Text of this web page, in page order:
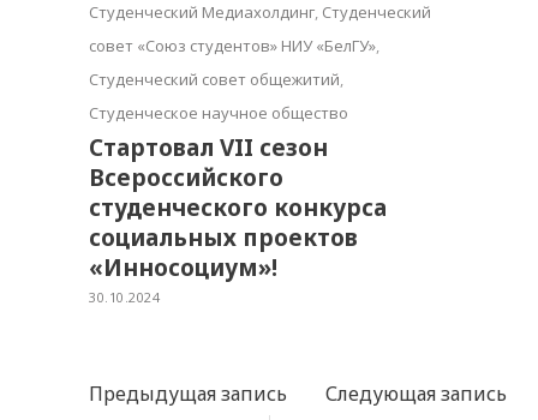
Студенческий Медиахолдинг, Студенческий
совет «Союз студентов» НИУ «БелГУ»,
Студенческий совет общежитий,
Студенческое научное общество
Стартовал VII сезон
Всероссийского
студенческого конкурса
социальных проектов
«Инносоциум»!
30.10.2024
Предыдущая запись
Следующая запись